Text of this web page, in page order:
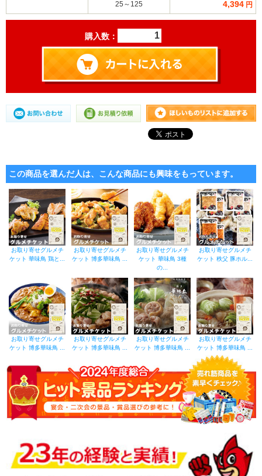
25～125 4,394 円
購入数：
この商品を選んだ人は、こんな商品にも興味をもっています。
お取り寄せグルメチ
ケット 華味鳥 鶏と...
お取り寄せグルメチ
ケット 博多華味鳥 ...
お取り寄せグルメチ
ケット 華味鳥 3種
の...
お取り寄せグルメチ
ケット 秩父 豚ホル...
お取り寄せグルメチ
ケット 博多華味鳥 ...
お取り寄せグルメチ
ケット 博多華味鳥 ...
お取り寄せグルメチ
ケット 博多華味鳥 ...
お取り寄せグルメチ
ケット 博多華味鳥 ...